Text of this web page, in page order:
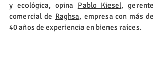
y ecológica, opina Pablo Kiesel, gerente
comercial de Raghsa, empresa con más de
40 años de experiencia en bienes raíces.